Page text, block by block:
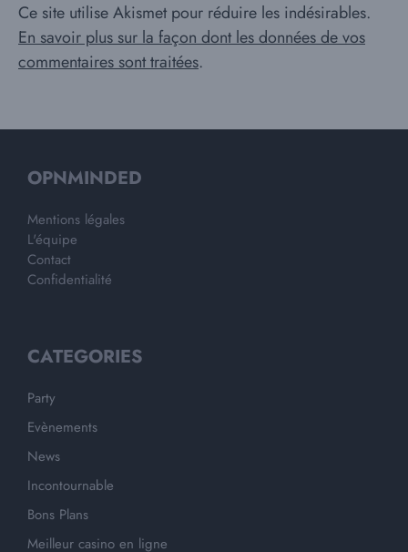
Ce site utilise Akismet pour réduire les indésirables.
En savoir plus sur la façon dont les données de vos
commentaires sont traitées.
OPNMINDED
Mentions légales
L'équipe
Contact
Confidentialité
CATEGORIES
Party
Evènements
News
Incontournable
Bons Plans
Meilleur casino en ligne